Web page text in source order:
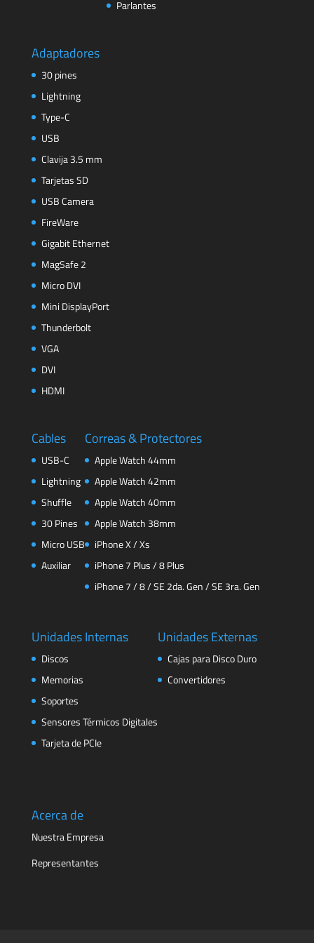
Parlantes
Adaptadores
30 pines
Lightning
Type-C
USB
Clavija 3.5 mm
Tarjetas SD
USB Camera
FireWare
Gigabit Ethernet
MagSafe 2
Micro DVI
Mini DisplayPort
Thunderbolt
VGA
DVI
HDMI
Cables
USB-C
Lightning
Shuffle
30 Pines
Micro USB
Auxiliar
Correas & Protectores
Apple Watch 44mm
Apple Watch 42mm
Apple Watch 40mm
Apple Watch 38mm
iPhone X / Xs
iPhone 7 Plus / 8 Plus
iPhone 7 / 8 / SE 2da. Gen / SE 3ra. Gen
Unidades Internas
Discos
Memorias
Soportes
Sensores Térmicos Digitales
Tarjeta de PCIe
Unidades Externas
Cajas para Disco Duro
Convertidores
Acerca de
Nuestra Empresa
Representantes